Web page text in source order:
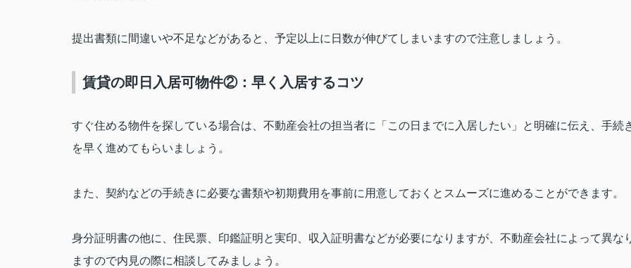
提出書類に間違いや不足などがあると、予定以上に日数が伸びてしまいますので注意しましょう。
賃貸の即日入居可物件②：早く入居するコツ
すぐ住める物件を探している場合は、不動産会社の担当者に「この日までに入居したい」と明確に伝え、手続
を早く進めてもらいましょう。
また、契約などの手続きに必要な書類や初期費用を事前に用意しておくとスムーズに進めることができます。
身分証明書の他に、住民票、印鑑証明と実印、収入証明書などが必要になりますが、不動産会社によって異な
ますので内見の際に相談してみましょう。